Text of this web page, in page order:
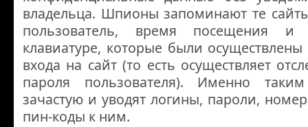
владельца. Шпионы запоминают те
пользователь, время посещения
клавиатуре, которые были
входа на сайт (то есть осуществляет
пароля пользователя). Именно
зачастую и уводят логины, пароли,
пин-коды к ним.